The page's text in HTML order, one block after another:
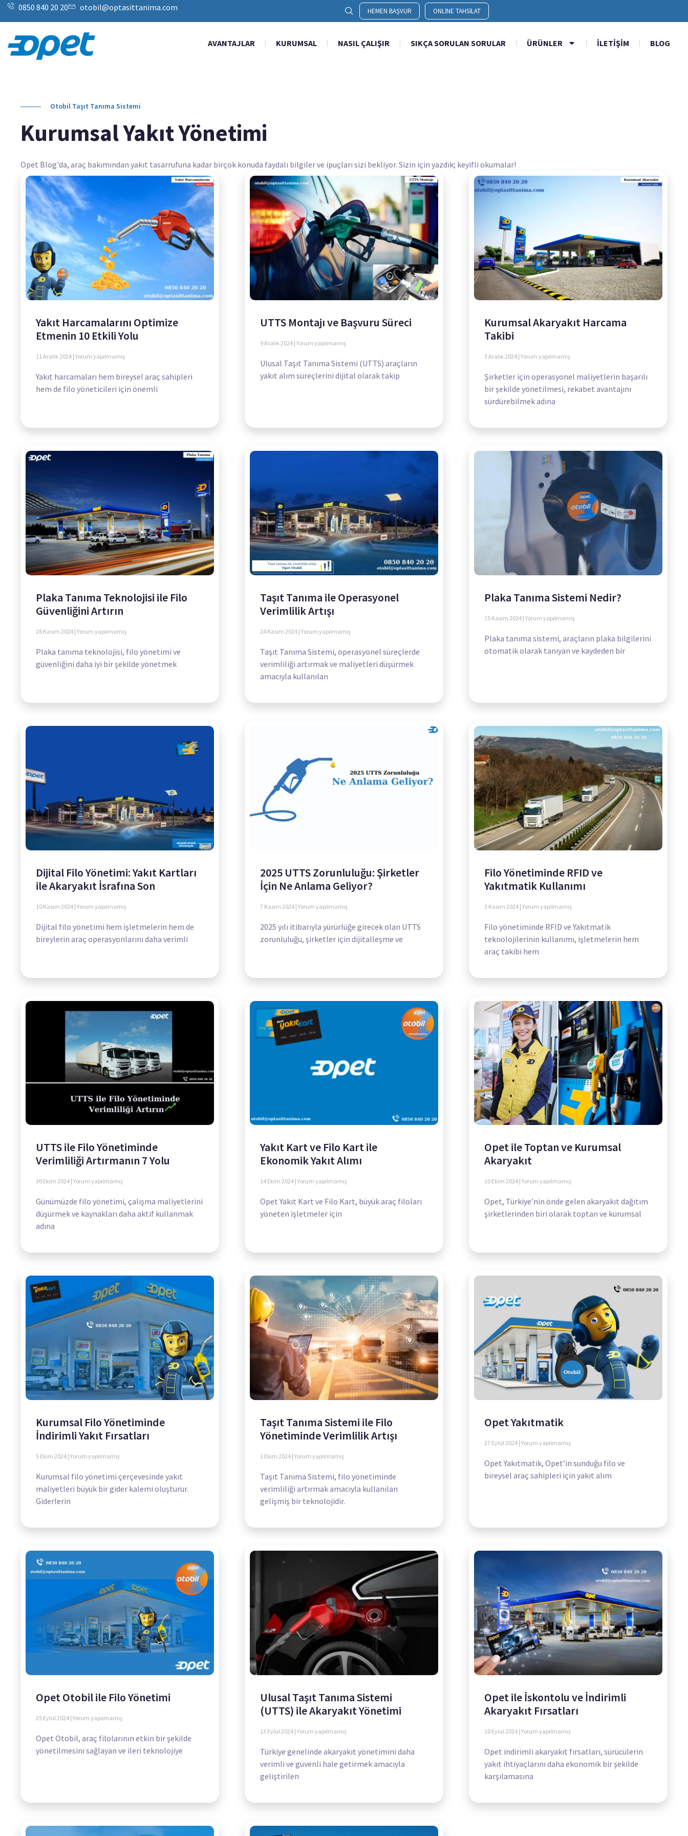
0850 840 20 20 otobil@optasittanima.com HEMEN BAŞVUR ONLINE TAHSILAT
AVANTAJLAR KURUMSAL NASIL ÇALIŞIR SIKÇA SORULAN SORULAR ÜRÜNLER İLETIŞIM BLOG
Otobil Taşıt Tanıma Sistemi
Kurumsal Yakıt Yönetimi
Opet Blog'da, araç bakımından yakıt tasarrufuna kadar birçok konuda faydalı bilgiler ve ipuçları sizi bekliyor. Sizin için yazdık; keyifli okumalar!
Yakıt Harcamalarını Optimize
Etmenin 10 Etkili Yolu
11 Aralık 2024 Yorum yapılmamış
Yakıt harcamaları hem bireysel araç sahipleri
hem de filo yöneticileri için önemli
UTTS Montajı ve Başvuru Süreci
9 Aralık 2024 Yorum yapılmamış
Ulusal Taşıt Tanıma Sistemi (UTTS) araçların
yakıt alım süreçlerini dijital olarak takip
Kurumsal Akaryakıt Harcama
Takibi
3 Aralık 2024 Yorum yapılmamış
Şirketler için operasyonel maliyetlerin başarılı
bir şekilde yönetilmesi, rekabet avantajını
sürdürebilmek adına
Plaka Tanıma Teknolojisi ile Filo
Güvenliğini Artırın
28 Kasım 2024 Yorum yapılmamış
Plaka tanıma teknolojisi, filo yönetimi ve
güvenliğini daha iyi bir şekilde yönetmek
Taşıt Tanıma ile Operasyonel
Verimlilik Artışı
24 Kasım 2024 Yorum yapılmamış
Taşıt Tanıma Sistemi, operasyonel süreçlerde
verimliliği artırmak ve maliyetleri düşürmek
amacıyla kullanılan
Plaka Tanıma Sistemi Nedir?
15 Kasım 2024 Yorum yapılmamış
Plaka tanıma sistemi, araçların plaka bilgilerini
otomatik olarak tanıyan ve kaydeden bir
Dijital Filo Yönetimi: Yakıt Kartları
ile Akaryakıt İsrafına Son
10 Kasım 2024 Yorum yapılmamış
Dijital filo yönetimi hem işletmelerin hem de
bireylerin araç operasyonlarını daha verimli
2025 UTTS Zorunluluğu: Şirketler
İçin Ne Anlama Geliyor?
7 Kasım 2024 Yorum yapılmamış
2025 yılı itibarıyla yürürlüğe girecek olan UTTS
zorunluluğu, şirketler için dijitalleşme ve
Filo Yönetiminde RFID ve
Yakıtmatik Kullanımı
3 Kasım 2024 Yorum yapılmamış
Filo yönetiminde RFID ve Yakıtmatik
teknolojilerinin kullanımı, işletmelerin hem
araç takibi hem
UTTS ile Filo Yönetiminde
Verimliliği Artırmanın 7 Yolu
30 Ekim 2024 Yorum yapılmamış
Günümüzde filo yönetimi, çalışma maliyetlerini
düşürmek ve kaynakları daha aktif kullanmak
adına
Yakıt Kart ve Filo Kart ile
Ekonomik Yakıt Alımı
14 Ekim 2024 Yorum yapılmamış
Opet Yakıt Kart ve Filo Kart, büyük araç filoları
yöneten işletmeler için
Opet ile Toptan ve Kurumsal
Akaryakıt
10 Ekim 2024 Yorum yapılmamış
Opet, Türkiye’nin önde gelen akaryakıt dağıtım
şirketlerinden biri olarak toptan ve kurumsal
Kurumsal Filo Yönetiminde
İndirimli Yakıt Fırsatları
5 Ekim 2024 Yorum yapılmamış
Kurumsal filo yönetimi çerçevesinde yakıt
maliyetleri büyük bir gider kalemi oluşturur.
Giderlerin
Taşıt Tanıma Sistemi ile Filo
Yönetiminde Verimlilik Artışı
1 Ekim 2024 Yorum yapılmamış
Taşıt Tanıma Sistemi, filo yönetiminde
verimliliği artırmak amacıyla kullanılan
gelişmiş bir teknolojidir.
Opet Yakıtmatik
27 Eylül 2024 Yorum yapılmamış
Opet Yakıtmatik, Opet’in sunduğu filo ve
bireysel araç sahipleri için yakıt alım
Opet Otobil ile Filo Yönetimi
25 Eylül 2024 Yorum yapılmamış
Opet Otobil, araç filolarının etkin bir şekilde
yönetilmesini sağlayan ve ileri teknolojiye
Ulusal Taşıt Tanıma Sistemi
(UTTS) ile Akaryakıt Yönetimi
13 Eylül 2024 Yorum yapılmamış
Türkiye genelinde akaryakıt yönetimini daha
verimli ve güvenli hale getirmek amacıyla
geliştirilen
Opet ile İskontolu ve İndirimli
Akaryakıt Fırsatları
10 Eylül 2024 Yorum yapılmamış
Opet indirimli akaryakıt fırsatları, sürücülerin
yakıt ihtiyaçlarını daha ekonomik bir şekilde
karşılamasına